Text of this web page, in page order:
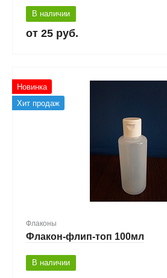
В наличии
25 руб.
Новинка
Хит продаж
Флаконы
Флакон-флип-топ 100мл
В наличии